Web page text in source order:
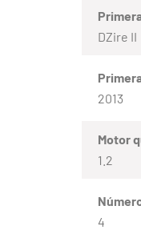
DZire II
2013
Motor
1.2
4